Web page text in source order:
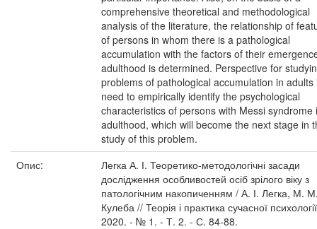
comprehensive theoretical and methodological
analysis of the literature, the relationship of
of persons in whom there is a pathological
accumulation with the factors of their
adulthood is determined. Perspective for
problems of pathological accumulation in adults
need to empirically identify the psychological
characteristics of persons with Messi syndrome
adulthood, which will become the next stage in
study of this problem.
Опис:
Легка А. І. Теоретико-методологічні засади
дослідження особливостей осіб зрілого віку з
патологічним накопиченням / А. І. Легка, М.
Кулеба // Теорія і практика сучасної
2020. - № 1. - Т. 2. - С. 84-88.